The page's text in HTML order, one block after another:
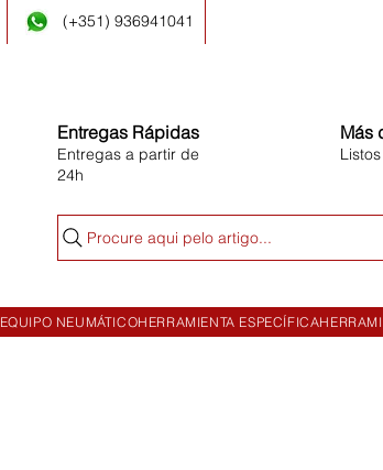
(+351) 936941041
Entregas Rápidas
Entregas a partir de
24h
Más
Procure aqui pelo artigo...
EQUIPO NEUMÁTICOHERRAMIENTA ESPECÍFICA